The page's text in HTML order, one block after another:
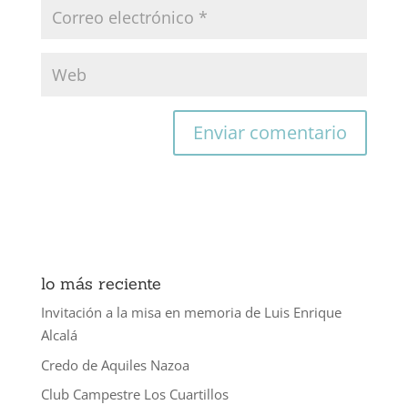
lo más reciente
Invitación a la misa en memoria de Luis Enrique
Alcalá
Credo de Aquiles Nazoa
Club Campestre Los Cuartillos